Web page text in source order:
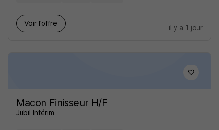
Voir l’offre
il y a 1 jour
Macon Finisseur H/F
Jubil Intérim